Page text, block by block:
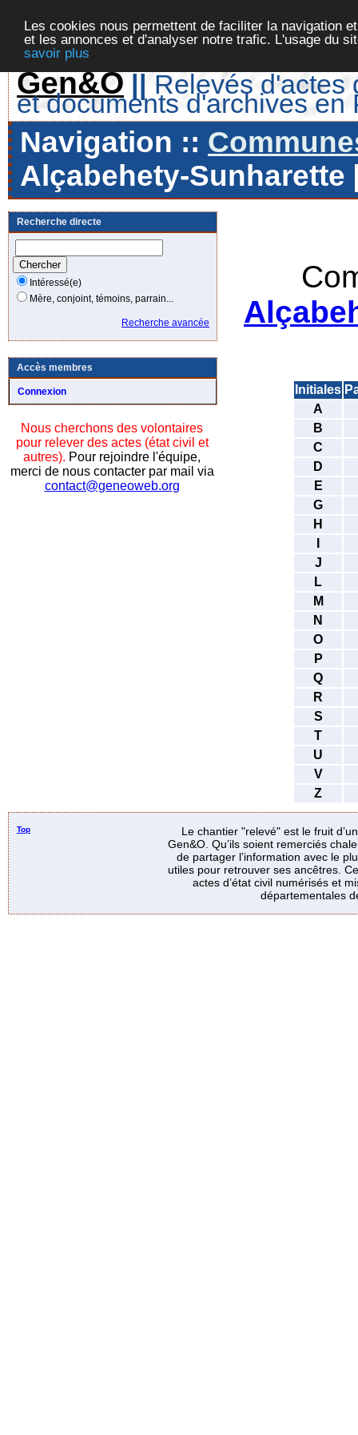
Les cookies nous permettent de faciliter la navigation
et les annonces et d'analyser notre trafic. L'usage du
savoir plus
Gen&O || Relevés d'actes
et documents d'archives en
Navigation ::
Alçabehety-
Recherche directe
Intéressé(e)
Mère, conjoint, témoins, parrain...
Recherche avancée
Accès membres
Connexion
Nous cherchons des volontaires
pour relever des actes (état civil et
autres). Pour rejoindre l'équipe,
merci de nous contacter par mail via
contact@geneoweb.org
Initiales
A
B
C
D
E
G
H
J
L
M
N
O
P
Q
R
S
T
U
V
Z
Top
Le chantier "relevé" est le fruit
Gen&O. Qu’ils soient remerciés
de partager l’information avec le
utiles pour retrouver ses ancêtres.
actes d’état civil numérisés et
départementales